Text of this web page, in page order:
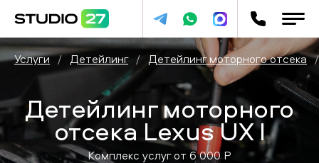
Услуги / Детейлинг / Детейлинг моторного отсека /
Детейлинг моторного
отсека Lexus UX I
Комплекс услуг от 6 000P